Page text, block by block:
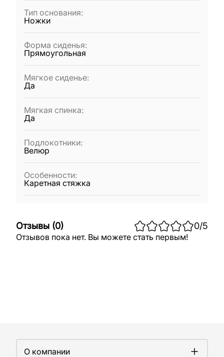
Тип основания:
Ножки
Форма сиденья:
Прямоугольная
Мягкое сиденье:
Да
Мягкая спинка:
Да
Подлокотники:
Велюр
Особенности:
Каретная стяжка
Отзывы (0) 0/5
Отзывов пока нет. Вы можете стать первым!
О компании